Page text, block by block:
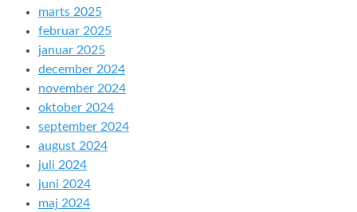
marts 2025
februar 2025
januar 2025
december 2024
november 2024
oktober 2024
september 2024
august 2024
juli 2024
juni 2024
maj 2024